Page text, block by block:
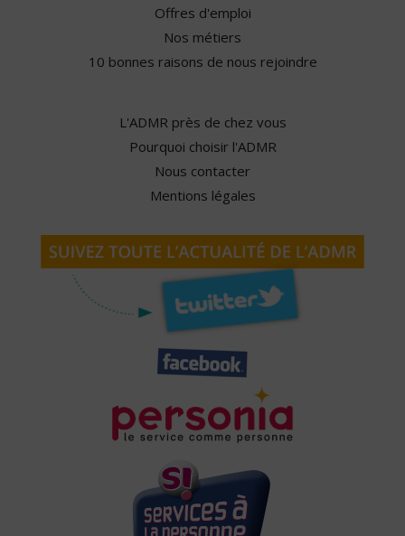
Offres d'emploi
Nos métiers
10 bonnes raisons de nous rejoindre
L'ADMR près de chez vous
Pourquoi choisir l'ADMR
Nous contacter
Mentions légales